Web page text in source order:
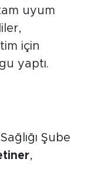
uyum
için
yaptı.
Şube
,